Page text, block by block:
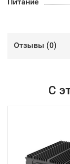
Питание
Отзывы (0)
С